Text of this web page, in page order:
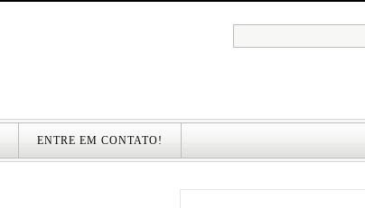
ENTRE EM CONTATO!